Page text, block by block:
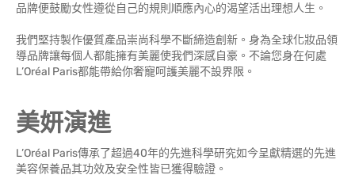
品牌便鼓勵女性遵從自己的規則順應內心的渴望活出理想人生。
我們堅持製作優質產品崇尚科學不斷締造創新。身為全球化妝品領
導品牌讓每個人都能擁有美麗使我們深感自豪。不論您身在何處
L’Oréal Paris都能帶給你奢寵呵護美麗不設界限。
美妍演進
L’Oréal Paris傳承了超過40年的先進科學研究如今呈獻精選的先進
美容保養品其功效及安全性皆已獲得驗證。